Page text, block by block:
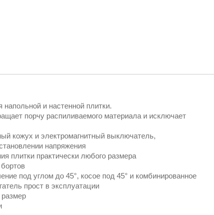
и настенной плитки.
порчу распиливаемого материала и исключает
кожух и электромагнитный выключатель,
напряжения
плитки практически любого размера
под углом до 45°, косое под 45° и комбинированное
прост в эксплуатации